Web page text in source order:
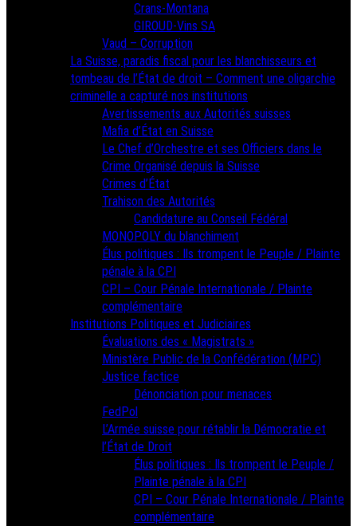
Crans-Montana
GIROUD-Vins SA
Vaud – Corruption
La Suisse, paradis fiscal pour les blanchisseurs et
tombeau de l’État de droit – Comment une oligarchie
criminelle a capturé nos institutions
Avertissements aux Autorités suisses
Mafia d’État en Suisse
Le Chef d’Orchestre et ses Officiers dans le
Crime Organisé depuis la Suisse
Crimes d’État
Trahison des Autorités
Candidature au Conseil Fédéral
MONOPOLY du blanchiment
Élus politiques : Ils trompent le Peuple / Plainte
pénale à la CPI
CPI – Cour Pénale Internationale / Plainte
complémentaire
Institutions Politiques et Judiciaires
Évaluations des « Magistrats »
Ministère Public de la Confédération (MPC)
Justice factice
Dénonciation pour menaces
FedPol
L’Armée suisse pour rétablir la Démocratie et
l’État de Droit
Élus politiques : Ils trompent le Peuple /
Plainte pénale à la CPI
CPI – Cour Pénale Internationale / Plainte
complémentaire